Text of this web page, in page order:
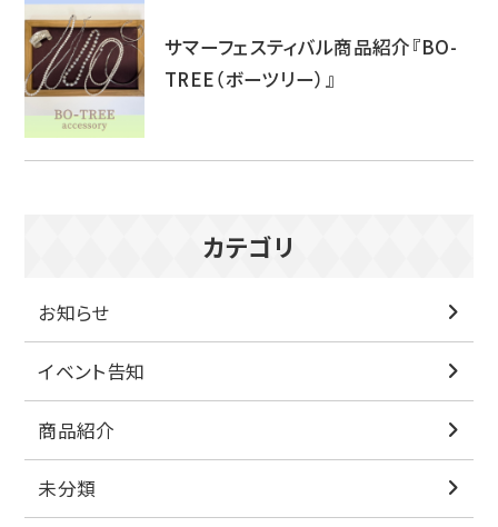
サマーフェスティバル商品紹介『BO-
TREE（ボーツリー）』
カテゴリ
お知らせ
イベント告知
商品紹介
未分類